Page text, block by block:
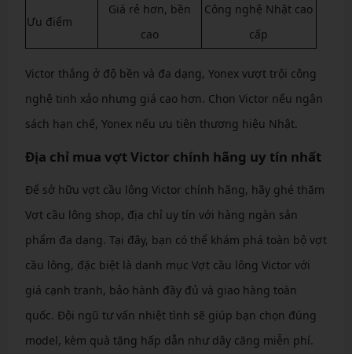
Ưu điểm
Giá rẻ hơn, bền
cao
Công nghệ Nhật cao
cấp
Victor thắng ở độ bền và đa dạng, Yonex vượt trội công
nghệ tinh xảo nhưng giá cao hơn. Chọn Victor nếu ngân
sách hạn chế, Yonex nếu ưu tiên thương hiệu Nhật.
Địa chỉ mua vợt Victor chính hãng uy tín nhất
Để sở hữu vợt cầu lông Victor chính hãng, hãy ghé thăm
Vợt cầu lông shop, địa chỉ uy tín với hàng ngàn sản
phẩm đa dạng. Tại đây, bạn có thể khám phá toàn bộ vợt
cầu lông, đặc biệt là danh mục Vợt cầu lông Victor với
giá cạnh tranh, bảo hành đầy đủ và giao hàng toàn
quốc. Đội ngũ tư vấn nhiệt tình sẽ giúp bạn chọn đúng
model, kèm quà tặng hấp dẫn như dây căng miễn phí.